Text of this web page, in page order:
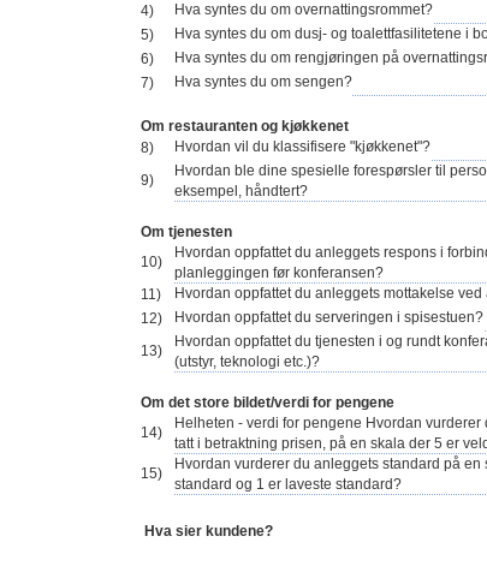
4)
Hva syntes du om overnattingsrommet?
5)
Hva syntes du om dusj- og toalettfasilitetene i
6)
Hva syntes du om rengjøringen på
7)
Hva syntes du om sengen?
Om restauranten og kjøkkenet
8)
Hvordan vil du klassifisere "kjøkkenet"?
9)
Hvordan ble dine spesielle forespørsler til
eksempel, håndtert?
Om tjenesten
10)
Hvordan oppfattet du anleggets respons i
planleggingen før konferansen?
11)
Hvordan oppfattet du anleggets mottakelse ved
12)
Hvordan oppfattet du serveringen i spisestuen?
13)
Hvordan oppfattet du tjenesten i og rundt
(utstyr, teknologi etc.)?
Om det store bildet/verdi for pengene
14)
Helheten - verdi for pengene Hvordan
tatt i betraktning prisen, på en skala der 5 er
15)
Hvordan vurderer du anleggets standard på en
standard og 1 er laveste standard?
Hva sier kundene?